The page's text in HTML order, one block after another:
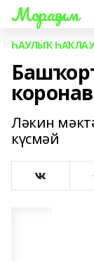
Мораҙым
ҺАУЛЫҠ ҺАҠЛАУ
Ләкин
күсмәй